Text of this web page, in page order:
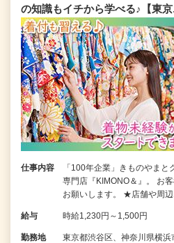
の知識もイチから学べる♪【東京
仕事内容
「100年企業」きものやま
専門店『KIMONO＆』。 お
お願いします。 ★店舗や周
給与 時給1,230円～1,500円
勤務地
東京都渋谷区、神奈川県横